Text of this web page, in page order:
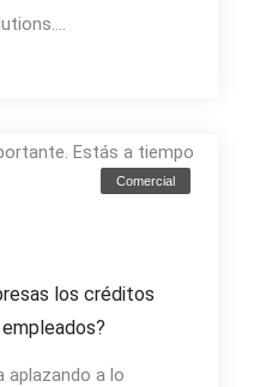
Comercial
los créditos
aplazando a lo